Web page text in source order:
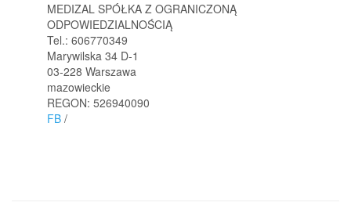
MEDIZAL SPÓŁKA Z OGRANICZONĄ
ODPOWIEDZIALNOŚCIĄ
Tel.: 606770349
Marywilska 34 D-1
03-228 Warszawa
mazowieckie
REGON: 526940090
FB /